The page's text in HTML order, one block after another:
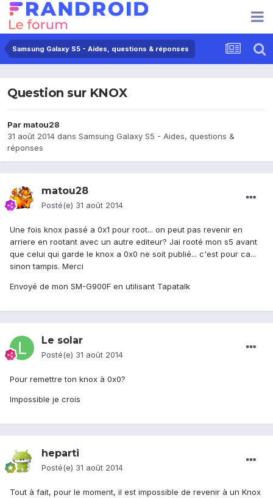
Samsung Galaxy S5 - Aides, questions & réponses
Question sur KNOX
Par matou28
31 août 2014 dans Samsung Galaxy S5 - Aides, questions &
réponses
matou28
Posté(e) 31 août 2014
Une fois knox passé a 0x1 pour root... on peut pas revenir en
arriere en rootant avec un autre editeur? Jai rooté mon s5 avant
que celui qui garde le knox a 0x0 ne soit publié... c'est pour ca...
sinon tampis. Merci
Envoyé de mon SM-G900F en utilisant Tapatalk
Le solar
Posté(e) 31 août 2014
Pour remettre ton knox à 0x0?
Impossible je crois
heparti
Posté(e) 31 août 2014
Tout à fait, pour le moment, il est impossible de revenir à un Knox